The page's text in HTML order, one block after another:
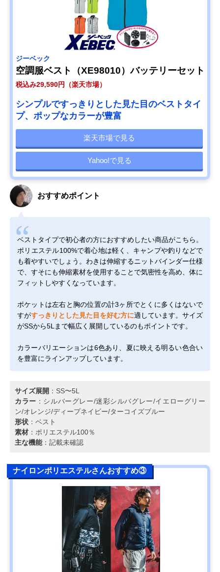
ジーベック
空調服ベスト（XE98010）バッテリーセット
税込み29,590円（楽天市場）
シンプルですっきりとした見た目のベストタイ
プ、ポップなカラーが豊富
楽天市場で見る
Yahoo!で見る
おすすめポイント
ベストタイプで初心者の方におすすめしたい商品がこちら。
ポリエステル100%で着心地は軽く、キャンプや釣りなどで
も着やすいでしょう。わきは伸縮するニットバインダー仕様
で、すそにも伸縮素材を使用することで気密性を高め、体に
フィットしやすくなっています。
ポケットは左右と胸の位置の計3ヶ所でとくに多くはないで
すがすっきりとした見た目を好む方に適しています。サイズ
がSSから5Lまで幅広く展開しているのもポイントです。
カラーバリエーションは6色あり、夏に映える明るい色合い
を豊富にラインアップしています。
サイズ展開 ：SS〜5L
カラー ：シルバーグレー/迷彩シルバグレー/イエローグリー
ン/オレンジ/ディープネイビー/ターコイズブルー
形状 ：ベスト
素材 ：ポリエステル100％
主な機能：記載未確認
ナイロンポリエステルさんおすすめ③